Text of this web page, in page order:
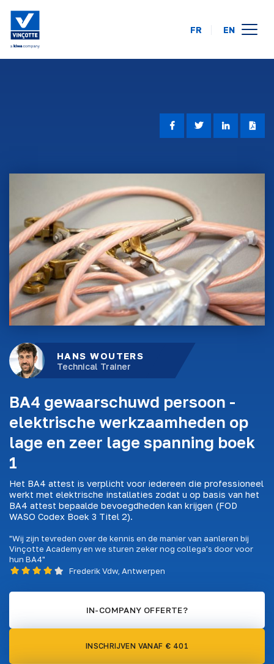
opleidingskalender
FR EN
HANS WOUTERS
Technical Trainer
BA4 gewaarschuwd persoon -
elektrische werkzaamheden op
lage en zeer lage spanning boek
1
Het BA4 attest is verplicht voor iedereen die professioneel
werkt met elektrische installaties zodat u op basis van het
BA4 attest bepaalde bevoegdheden kan krijgen (FOD
WASO Codex Boek 3 Titel 2).
"Wij zijn tevreden over de kennis en de manier van aanleren bij
Vinçotte Academy en we sturen zeker nog collega's door voor
hun BA4"
Frederik Vdw, Antwerpen
IN-COMPANY OFFERTE?
INSCHRIJVEN VANAF € 401